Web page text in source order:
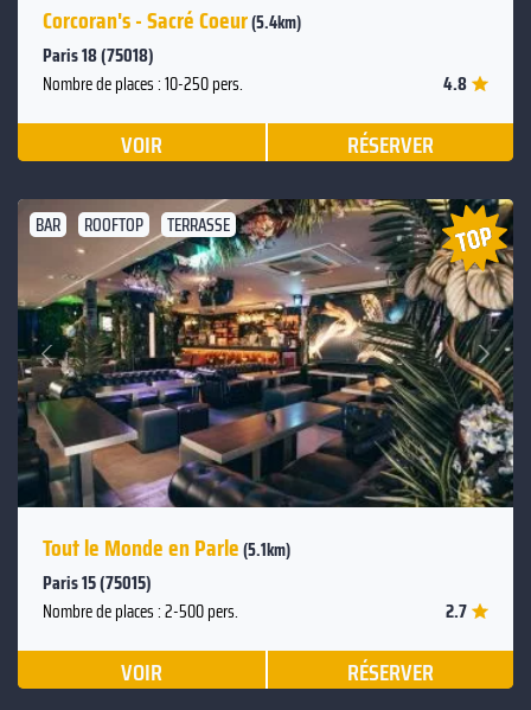
Corcoran's - Sacré Coeur(5.4km)
Paris 18 (75018)
Nombre de places : 10-250 pers. 4.8
VOIR RÉSERVER
BAR ROOFTOP TERRASSE
Précédent
Suivant
Tout le Monde en Parle(5.1km)
Paris 15 (75015)
Nombre de places : 2-500 pers. 2.7
VOIR RÉSERVER